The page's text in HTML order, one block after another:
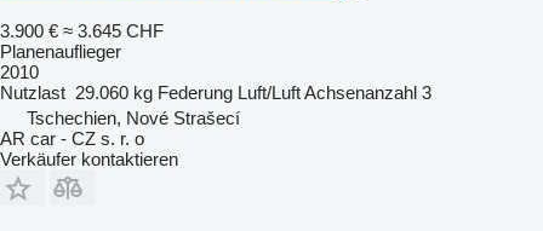
3.900 € ≈ 3.645 CHF
Planenauflieger
2010
Nutzlast 29.060 kg Federung Luft/LuftAchsenanzahl 3
Tschechien, Nové Strašecí
AR car - CZ s. r. o
Verkäufer kontaktieren